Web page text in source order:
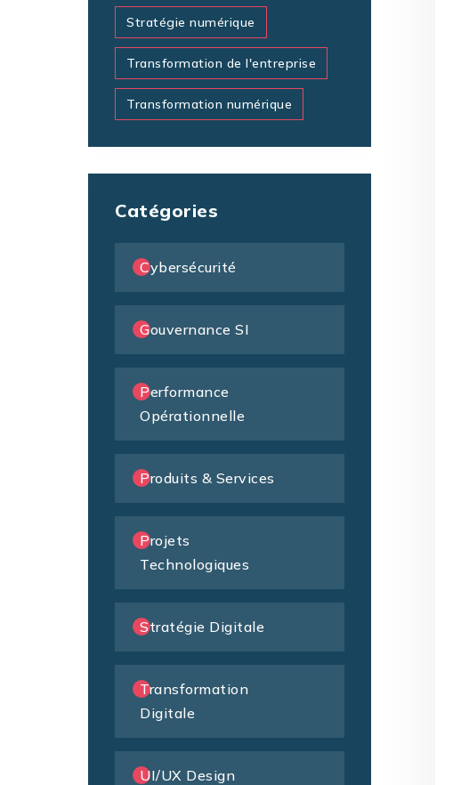
Stratégie numérique
Transformation de l'entreprise
Transformation numérique
Catégories
Cybersécurité
Gouvernance SI
Performance
Opérationnelle
Produits & Services
Projets
Technologiques
Stratégie Digitale
Transformation
Digitale
UI/UX Design